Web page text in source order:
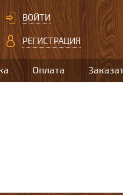
ВОЙТИ
РЕГИСТРАЦИЯ
Оплата